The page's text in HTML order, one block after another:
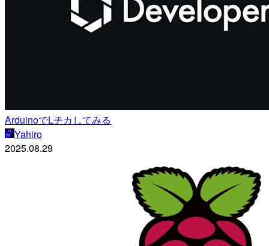
ArduinoでLチカしてみる
Yahiro
2025.08.29